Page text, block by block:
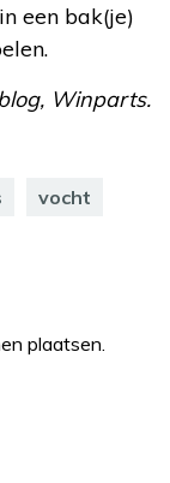
een bak(je)
Winparts.
vocht
plaatsen.